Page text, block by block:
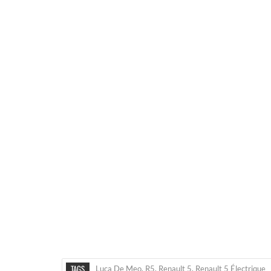
TAGS Luca De Meo, R5, Renault 5, Renault 5 Électrique